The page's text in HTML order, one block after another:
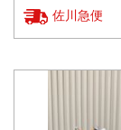
佐川急便